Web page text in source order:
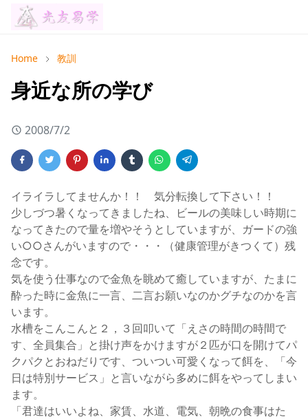
Home 教訓
身近な所の学び
2008/7/2
イライラしてませんか！！ 気分転換して下さい！！
少しづつ暑くなってきましたね、ビールの美味しい時期に
なってきたので量を増やそうとしていますが、ガードの強
い○○さんがいますので・・・（健康管理がきつくて）残
念です。
気を使う仕事なので金魚を眺めて癒していますが、たまに
酔った時に金魚に一言、二言お願いなのかグチなのかを言
います。
水槽をこんこんと２，３回叩いて「えさの時間の時間で
す、全員集合」と掛け声をかけますが２匹が口を開けてパ
クパクとおねだりです、ついつい可愛くなって餌を、「今
日は特別サービス」と言いながら多めに餌をやってしまい
ます。
「君達はいいよね、家賃、水道、電気、朝晩の食事はた